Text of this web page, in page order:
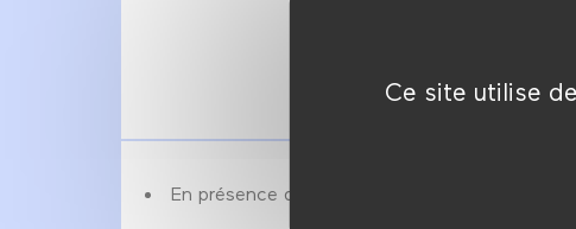
Ce site utilise
En présence de Juliana Vicente. Suivi d'un débat.